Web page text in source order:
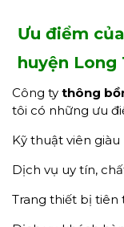
Ưu điểm
huyện Long
Công ty thông
tôi có những ưu
Kỹ thuật viên
Dịch vụ uy tín,
Trang thiết bị tiên